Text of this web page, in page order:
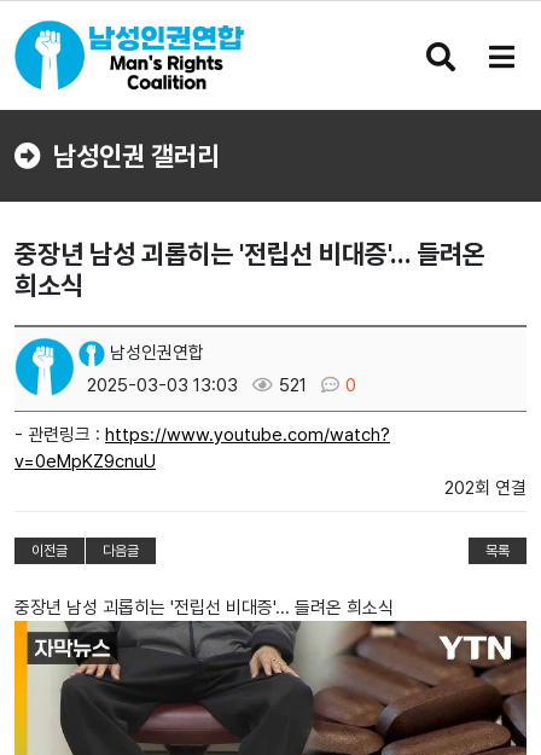
검
버
메
버
남성인권 갤러리
중장년 남성 괴롭히는 '전립선 비대증'... 들려온
희소식
남성인권연합
2025-03-03 13:03
521 0
- 관련링크 : https://www.youtube.com/watch?
v=0eMpKZ9cnuU
202회 연결
이전글 다음글 목록
중장년 남성 괴롭히는 '전립선 비대증'... 들려온 희소식